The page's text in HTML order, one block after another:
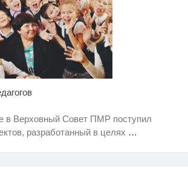
в Верховный Совет ПМР поступил
разработанный в целях …
выпустил карты с
из Омска: вы будете
долго